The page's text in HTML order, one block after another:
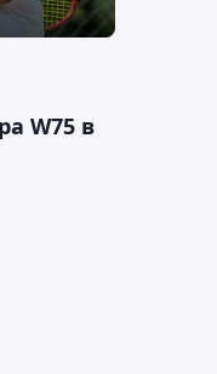
W75 в